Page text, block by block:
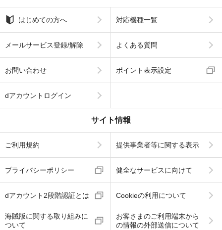
はじめての方へ 対応機種一覧
メールサービス登録/解除 よくある質問
お問い合わせ ポイント表示設定
dアカウントログイン
サイト情報
ご利用規約 提供事業者等に関する表示
プライバシーポリシー 健全なサービスに向けて
dアカウント2段階認証とは Cookieの利用について
海賊版に関する取り組みに
ついて
お客さまのご利用端末から
の情報の外部送信について